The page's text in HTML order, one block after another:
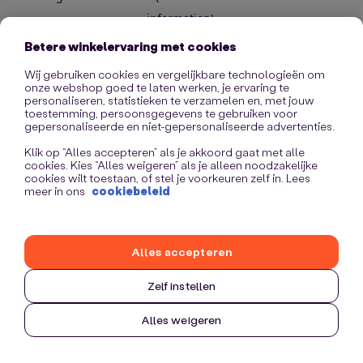
information).
Betere winkelervaring met cookies
Wij gebruiken cookies en vergelijkbare technologieën om
onze webshop goed te laten werken, je ervaring te
personaliseren, statistieken te verzamelen en, met jouw
toestemming, persoonsgegevens te gebruiken voor
gepersonaliseerde en niet-gepersonaliseerde advertenties.
Klik op “Alles accepteren” als je akkoord gaat met alle
cookies. Kies “Alles weigeren” als je alleen noodzakelijke
cookies wilt toestaan, of stel je voorkeuren zelf in. Lees
meer in ons cookiebeleid
Zelf instellen
Alles weigeren
Alles accepteren